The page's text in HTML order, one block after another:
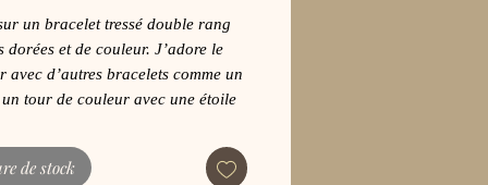
un bracelet tressé double rang
dorées et de couleur. J’adore le
avec d’autres bracelets comme un
tour de couleur avec une étoile
est dorée. Les perles japonaises
et de couleurs durables. Ce
de stock